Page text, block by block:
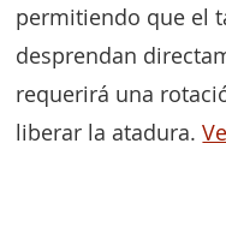
permitiendo que el
desprendan
requerirá una
liberar la atadura.